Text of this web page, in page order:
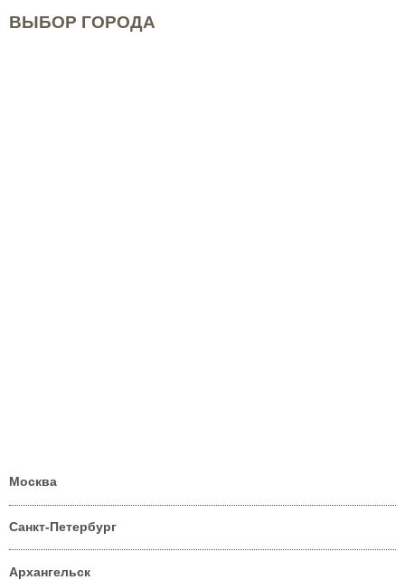
ВЫБОР ГОРОДА
Москва
Санкт-Петербург
Архангельск